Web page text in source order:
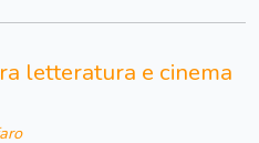
letteratura e cinema